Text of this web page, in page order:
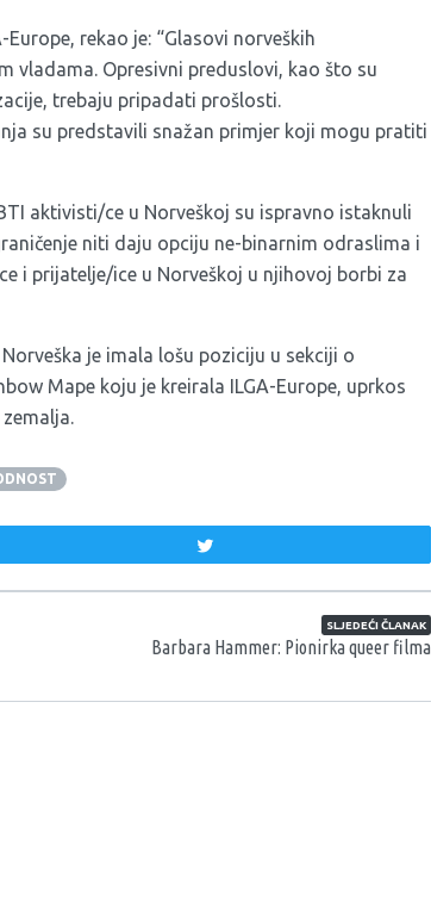
rekao je: “Glasovi norveških
vladama. Opresivni preduslovi, kao što su
trebaju pripadati prošlosti.
su predstavili snažan primjer koji mogu pratiti
aktivisti/ce u Norveškoj su ispravno istaknuli
niti daju opciju ne-binarnim odraslima i
i prijatelje/ice u Norveškoj u njihovoj borbi za
je imala lošu poziciju u sekciji o
Mape koju je kreirala ILGA-Europe, uprkos
SLJEDEĆI ČLANAK
Barbara Hammer: Pionirka queer filma